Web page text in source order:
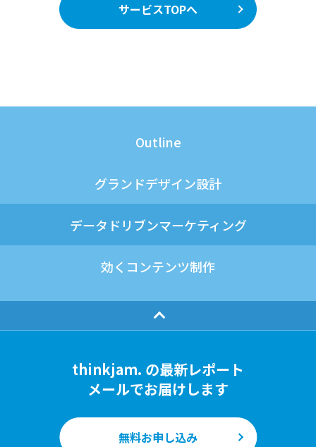
サービスTOPへ
Outline
グランドデザイン設計
データドリブンマーケティング
効くコンテンツ制作
thinkjam. の最新レポート
メールでお届けします
無料お申し込み